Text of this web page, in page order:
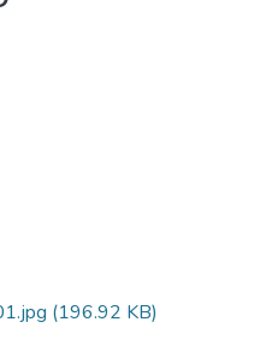
(196.92 KB)